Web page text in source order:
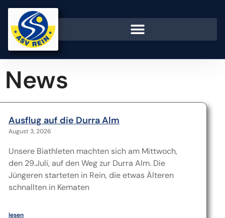
News
Ausflug auf die Durra Alm
August 3, 2026
Unsere Biathleten machten sich am Mittwoch,
den 29.Juli, auf den Weg zur Durra Alm. Die
Jüngeren starteten in Rein, die etwas Älteren
schnallten in Kematen
lesen